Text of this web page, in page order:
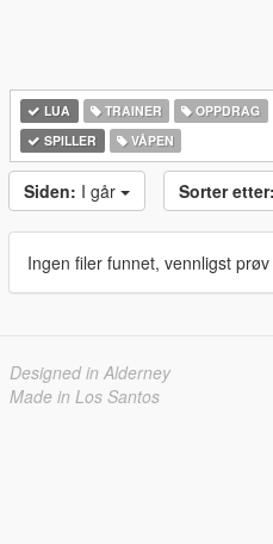
LUA TRAINER OPPDRAG
SPILLER
VÅPEN
Siden: I går Sorter etter:
Ingen filer funnet, vennligst
Designed in Alderney
Made in Los Santos